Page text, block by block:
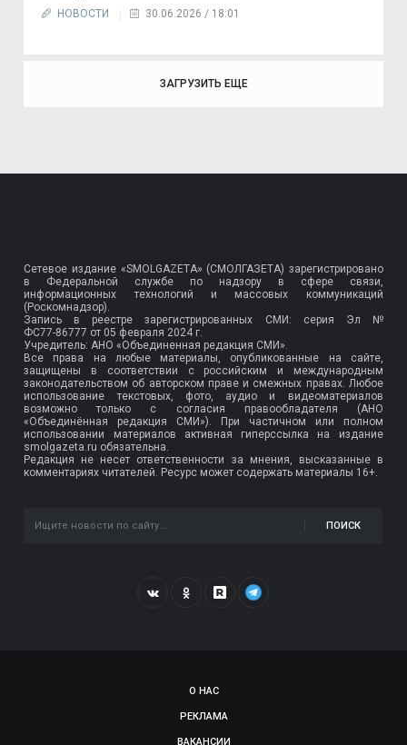
НОВОСТИ 30.06.2026 / 18:01
ЗАГРУЗИТЬ ЕЩЕ
Сетевое издание «SMOLGAZETA» (СМОЛГАЗЕТА) зарегистрировано
в Федеральной службе по надзору в сфере связи,
информационных технологий и массовых коммуникаций
(Роскомнадзор).
Запись в реестре зарегистрированных СМИ: серия Эл №
ФС77-86777 от 05 февраля 2024 г.
Учредитель: АНО «Объединенная редакция СМИ».
Все права на любые материалы, опубликованные на сайте,
защищены в соответствии с российским и международным
законодательством об авторском праве и смежных правах. Любое
использование текстовых, фото, аудио и видеоматериалов
возможно только с согласия правообладателя (АНО
«Объединённая редакция СМИ»). При частичном или полном
использовании материалов активная гиперссылка на издание
smolgazeta.ru обязательна.
Редакция не несет ответственности за мнения, высказанные в
комментариях читателей. Ресурс может содержать материалы 16+.
ПОИСК
О НАС
РЕКЛАМА
ВАКАНСИИ